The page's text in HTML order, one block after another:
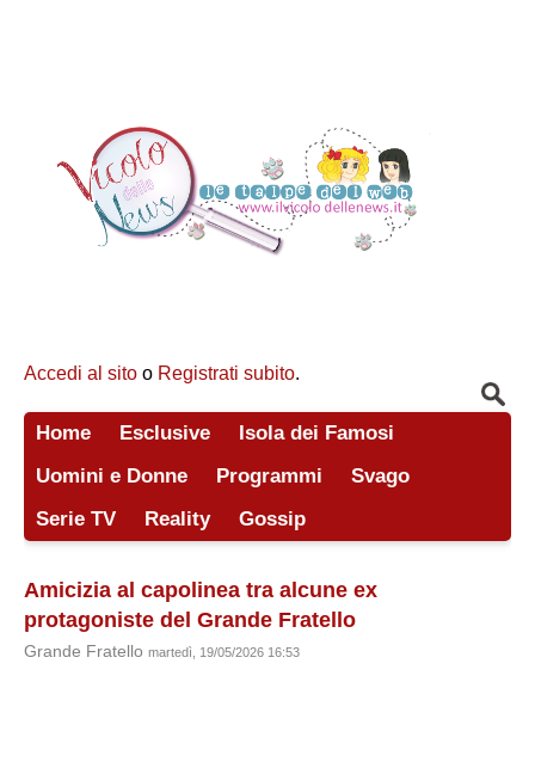
Accedi al sito o Registrati subito.
Home Esclusive
Isola dei Famosi
Uomini e Donne
Programmi
Svago
Serie TV
Reality Gossip
Amicizia al capolinea tra alcune ex
protagoniste del Grande Fratello
Grande Fratello martedì, 19/05/2026 16:53